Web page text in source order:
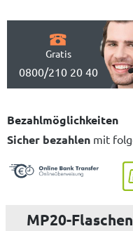
Gratis
0800/210 20 40
Bezahlmöglichkeiten
Sicher bezahlen mit
MP20-